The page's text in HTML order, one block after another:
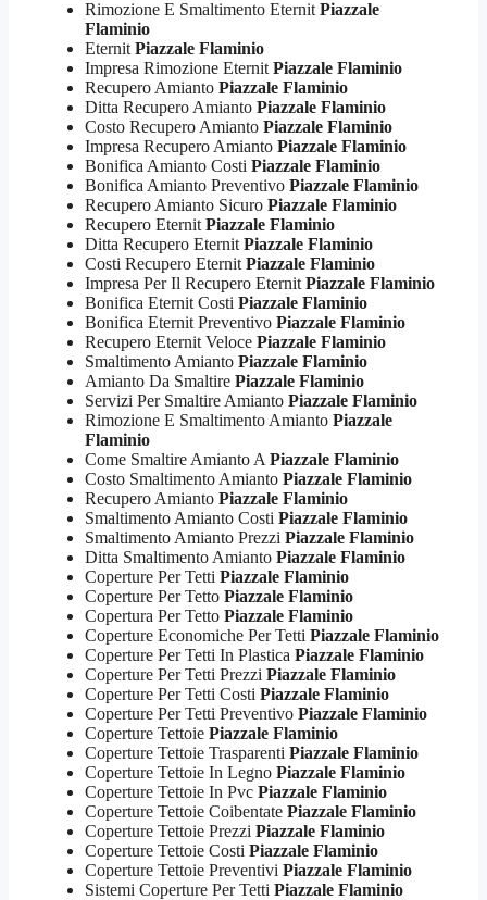
Rimozione E Smaltimento Eternit Piazzale
Flaminio
Eternit Piazzale Flaminio
Impresa Rimozione Eternit Piazzale Flaminio
Recupero Amianto Piazzale Flaminio
Ditta Recupero Amianto Piazzale Flaminio
Costo Recupero Amianto Piazzale Flaminio
Impresa Recupero Amianto Piazzale Flaminio
Bonifica Amianto Costi Piazzale Flaminio
Bonifica Amianto Preventivo Piazzale Flaminio
Recupero Amianto Sicuro Piazzale Flaminio
Recupero Eternit Piazzale Flaminio
Ditta Recupero Eternit Piazzale Flaminio
Costi Recupero Eternit Piazzale Flaminio
Impresa Per Il Recupero Eternit Piazzale Flaminio
Bonifica Eternit Costi Piazzale Flaminio
Bonifica Eternit Preventivo Piazzale Flaminio
Recupero Eternit Veloce Piazzale Flaminio
Smaltimento Amianto Piazzale Flaminio
Amianto Da Smaltire Piazzale Flaminio
Servizi Per Smaltire Amianto Piazzale Flaminio
Rimozione E Smaltimento Amianto Piazzale
Flaminio
Come Smaltire Amianto A Piazzale Flaminio
Costo Smaltimento Amianto Piazzale Flaminio
Recupero Amianto Piazzale Flaminio
Smaltimento Amianto Costi Piazzale Flaminio
Smaltimento Amianto Prezzi Piazzale Flaminio
Ditta Smaltimento Amianto Piazzale Flaminio
Coperture Per Tetti Piazzale Flaminio
Coperture Per Tetto Piazzale Flaminio
Copertura Per Tetto Piazzale Flaminio
Coperture Economiche Per Tetti Piazzale Flaminio
Coperture Per Tetti In Plastica Piazzale Flaminio
Coperture Per Tetti Prezzi Piazzale Flaminio
Coperture Per Tetti Costi Piazzale Flaminio
Coperture Per Tetti Preventivo Piazzale Flaminio
Coperture Tettoie Piazzale Flaminio
Coperture Tettoie Trasparenti Piazzale Flaminio
Coperture Tettoie In Legno Piazzale Flaminio
Coperture Tettoie In Pvc Piazzale Flaminio
Coperture Tettoie Coibentate Piazzale Flaminio
Coperture Tettoie Prezzi Piazzale Flaminio
Coperture Tettoie Costi Piazzale Flaminio
Coperture Tettoie Preventivi Piazzale Flaminio
Sistemi Coperture Per Tetti Piazzale Flaminio